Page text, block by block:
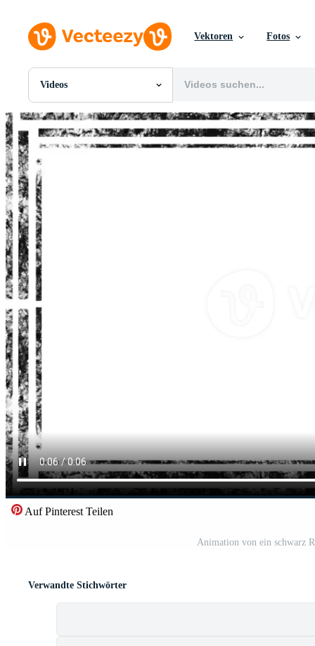
Vektoren Fotos
Videos
Alle Bilder
Fotos
PNGs
PSDs
Auf Pinterest Teilen
Animation von ein schwarz
Verwandte Stichwörter